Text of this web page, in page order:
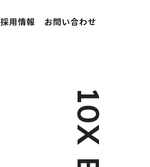
採用情報 お問い合わせ